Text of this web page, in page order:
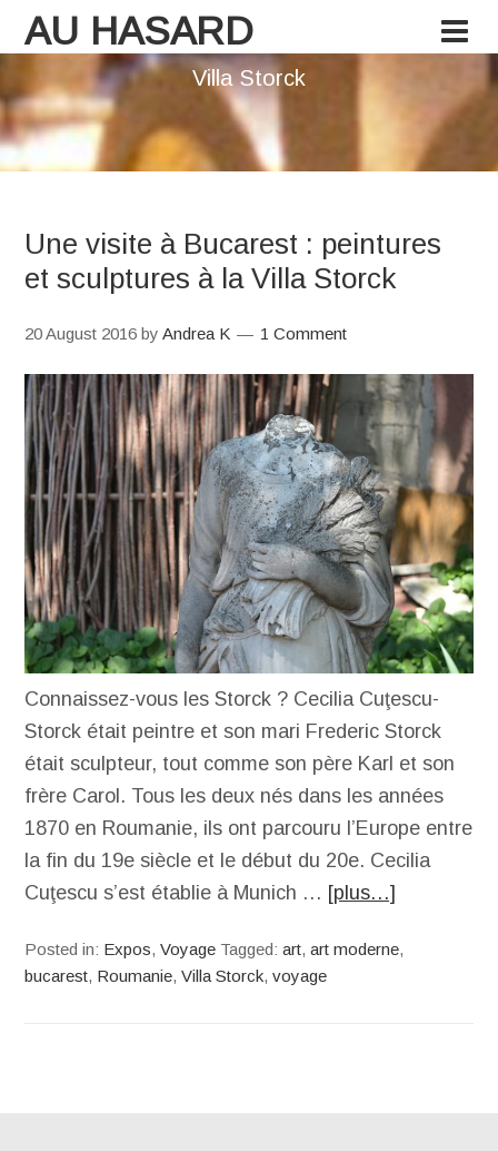
AU HASARD
Villa Storck
Une visite à Bucarest : peintures
et sculptures à la Villa Storck
20 August 2016 byAndrea K 1 Comment
Connaissez-vous les Storck ? Cecilia Cuţescu-
Storck était peintre et son mari Frederic Storck
était sculpteur, tout comme son père Karl et son
frère Carol. Tous les deux nés dans les années
1870 en Roumanie, ils ont parcouru l’Europe entre
la fin du 19e siècle et le début du 20e. Cecilia
Cuţescu s’est établie à Munich … [plus…]
Posted in: Expos,Voyage Tagged:art,art moderne,
bucarest, Roumanie,Villa Storck,voyage